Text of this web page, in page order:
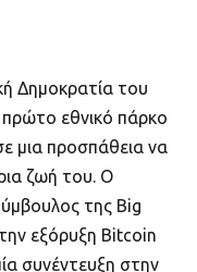
Δημοκρατία του
πρώτο εθνικό πάρκο
μια προσπάθεια να
ζωή του. Ο
της Big
εξόρυξη Bitcoin
συνέντευξη στην
αυτό